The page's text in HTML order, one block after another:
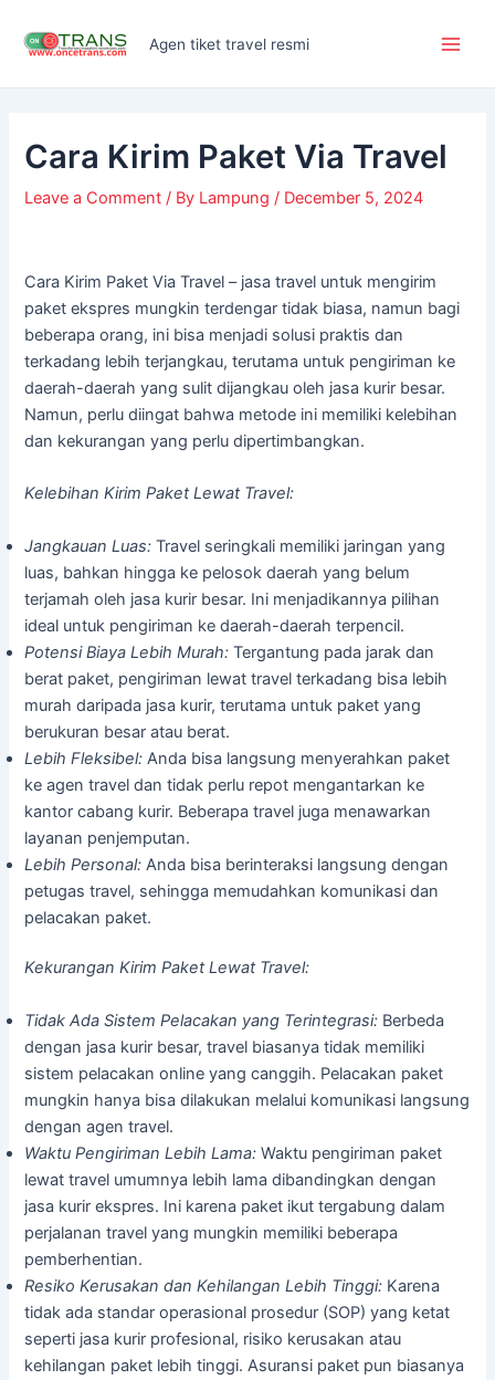
Agen tiket travel resmi
Cara Kirim Paket Via Travel
Leave a Comment / By Lampung/ December 5, 2024
Cara Kirim Paket Via Travel – jasa travel untuk mengirim
paket ekspres mungkin terdengar tidak biasa, namun bagi
beberapa orang, ini bisa menjadi solusi praktis dan
terkadang lebih terjangkau, terutama untuk pengiriman ke
daerah-daerah yang sulit dijangkau oleh jasa kurir besar.
Namun, perlu diingat bahwa metode ini memiliki kelebihan
dan kekurangan yang perlu dipertimbangkan.
Kelebihan Kirim Paket Lewat Travel:
Jangkauan Luas: Travel seringkali memiliki jaringan yang
luas, bahkan hingga ke pelosok daerah yang belum
terjamah oleh jasa kurir besar. Ini menjadikannya pilihan
ideal untuk pengiriman ke daerah-daerah terpencil.
Potensi Biaya Lebih Murah: Tergantung pada jarak dan
berat paket, pengiriman lewat travel terkadang bisa lebih
murah daripada jasa kurir, terutama untuk paket yang
berukuran besar atau berat.
Lebih Fleksibel: Anda bisa langsung menyerahkan paket
ke agen travel dan tidak perlu repot mengantarkan ke
kantor cabang kurir. Beberapa travel juga menawarkan
layanan penjemputan.
Lebih Personal: Anda bisa berinteraksi langsung dengan
petugas travel, sehingga memudahkan komunikasi dan
pelacakan paket.
Kekurangan Kirim Paket Lewat Travel:
Tidak Ada Sistem Pelacakan yang Terintegrasi: Berbeda
dengan jasa kurir besar, travel biasanya tidak memiliki
sistem pelacakan online yang canggih. Pelacakan paket
mungkin hanya bisa dilakukan melalui komunikasi langsung
dengan agen travel.
Waktu Pengiriman Lebih Lama: Waktu pengiriman paket
lewat travel umumnya lebih lama dibandingkan dengan
jasa kurir ekspres. Ini karena paket ikut tergabung dalam
perjalanan travel yang mungkin memiliki beberapa
pemberhentian.
Resiko Kerusakan dan Kehilangan Lebih Tinggi: Karena
tidak ada standar operasional prosedur (SOP) yang ketat
seperti jasa kurir profesional, risiko kerusakan atau
kehilangan paket lebih tinggi. Asuransi paket pun biasanya
navigation